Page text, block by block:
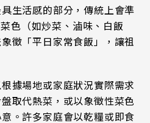
生活感的部分，傳統上會準
色（如炒菜、滷味、白飯
徵「平日家常食飯」，讓祖
據場地或家庭狀況實際需求
取代熱菜，或以象徵性菜色
。許多家庭會以乾糧或即食